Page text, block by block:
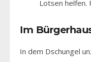
Lotsen helfen.
Im
In dem Dschungel